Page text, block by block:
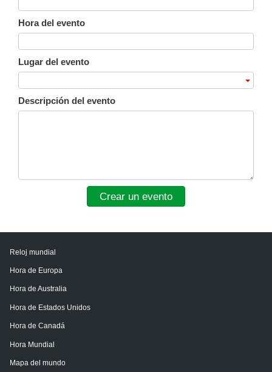
Hora del evento
Lugar del evento
Descripción del evento
Crear un evento
Reloj mundial
Hora de Europa
Hora de Australia
Hora de Estados Unidos
Hora de Canadá
Hora Mundial
Mapa del mundo